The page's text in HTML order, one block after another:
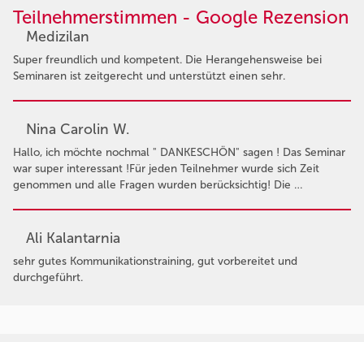
Teilnehmerstimmen - Google Rezension
Medizilan
Super freundlich und kompetent. Die Herangehensweise bei
Seminaren ist zeitgerecht und unterstützt einen sehr.
Nina Carolin W.
Hallo, ich möchte nochmal " DANKESCHÖN" sagen ! Das Seminar
war super interessant !Für jeden Teilnehmer wurde sich Zeit
genommen und alle Fragen wurden berücksichtig! Die …
Ali Kalantarnia
sehr gutes Kommunikationstraining, gut vorbereitet und
durchgeführt.